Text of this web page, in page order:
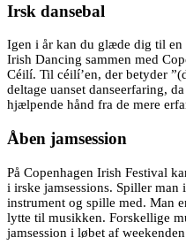
Irsk dansebal
Igen i år kan du glæde dig til
Irish Dancing sammen med
Céilí. Til céilí’en, der betyder
deltage uanset danseerfaring,
hjælpende hånd fra de mere
Åben jamsession
På Copenhagen Irish Festival
i irske jamsessions. Spiller
instrument og spille med. Man
lytte til musikken. Forskellige
jamsession i løbet af